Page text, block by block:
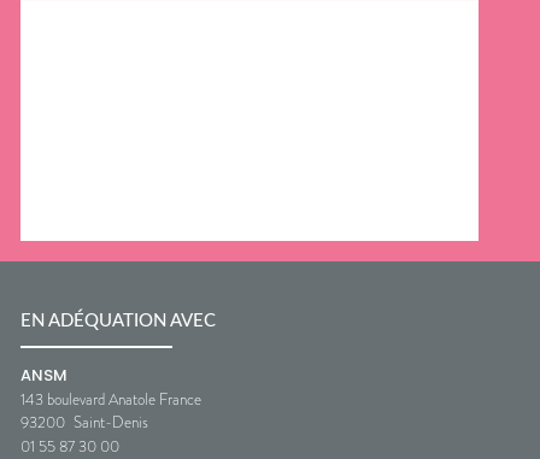
EN ADÉQUATION AVEC
ANSM
143 boulevard Anatole France
93200 Saint-Denis
01 55 87 30 00